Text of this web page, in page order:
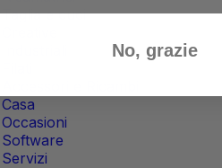
Taglia e cuci
Casa
Occasioni
Software
Servizi
No, grazie